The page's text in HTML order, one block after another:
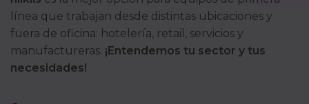
línea que trabajan desde distintas ubicaciones y
fuera de oficina: hotelería, retail, servicios y
manufactureras. ¡Entendemos tu sector y tus
necesidades!